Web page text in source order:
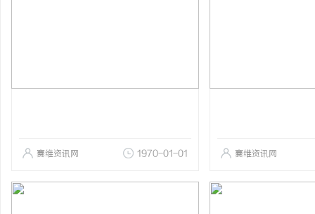
赛维资讯网 1970-01-01 赛维资讯网